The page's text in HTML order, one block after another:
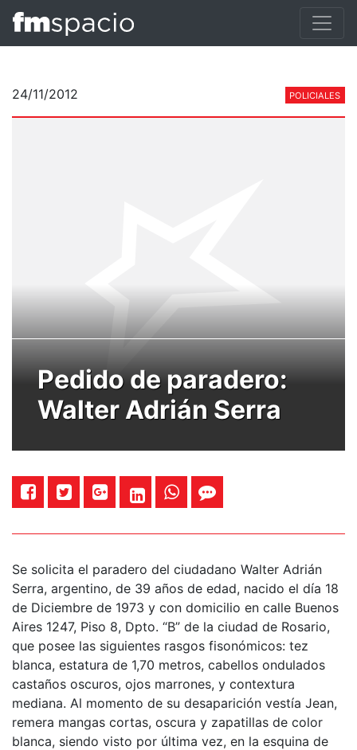
24/11/2012 POLICIALES
Pedido de paradero:
Walter Adrián Serra
Se solicita el paradero del ciudadano Walter Adrián
Serra, argentino, de 39 años de edad, nacido el día 18
de Diciembre de 1973 y con domicilio en calle Buenos
Aires 1247, Piso 8, Dpto. “B” de la ciudad de Rosario,
que posee las siguientes rasgos fisonómicos: tez
blanca, estatura de 1,70 metros, cabellos ondulados
castaños oscuros, ojos marrones, y contextura
mediana. Al momento de su desaparición vestía Jean,
remera mangas cortas, oscura y zapatillas de color
blanca, siendo visto por última vez, en la esquina de